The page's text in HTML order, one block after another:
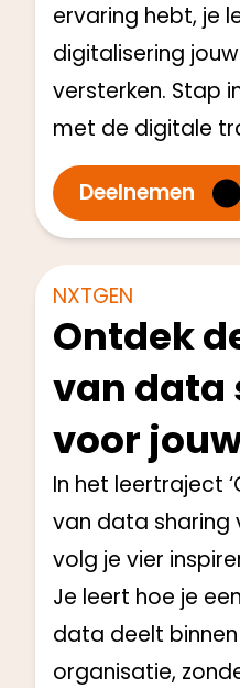
ervaring hebt, je
digitalisering
versterken. Stap
met de digitale
Deelnemen
Start: Q3 2024
Directie en Management
NXTGEN
Ontdek
van data
voor
In het leertraject
van data sharing
volg je vier
Je leert hoe je
data deelt
organisatie,